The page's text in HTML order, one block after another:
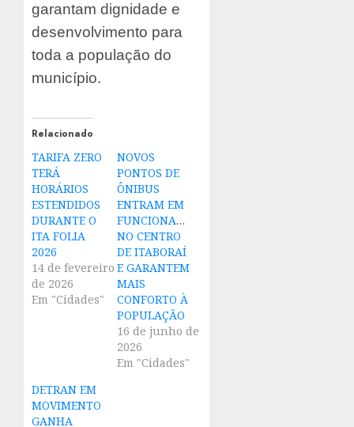
garantam dignidade e
desenvolvimento para
toda a população do
município.
Relacionado
TARIFA ZERO
TERÁ
HORÁRIOS
ESTENDIDOS
DURANTE O
ITA FOLIA
2026
14 de fevereiro
de 2026
Em "Cidades"
NOVOS
PONTOS DE
ÔNIBUS
ENTRAM EM
FUNCIONAMENTO
NO CENTRO
DE ITABORAÍ
E GARANTEM
MAIS
CONFORTO À
POPULAÇÃO
16 de junho de
2026
Em "Cidades"
DETRAN EM
MOVIMENTO
GANHA